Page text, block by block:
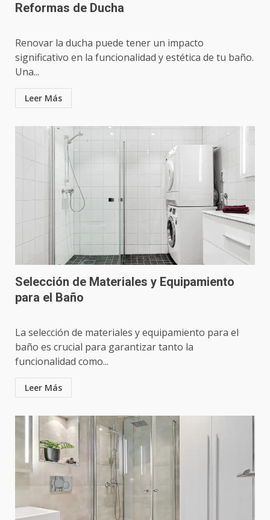
Reformas de Ducha
Renovar la ducha puede tener un impacto
significativo en la funcionalidad y estética de tu baño.
Una...
Leer Más
Selección de Materiales y Equipamiento
para el Baño
La selección de materiales y equipamiento para el
baño es crucial para garantizar tanto la
funcionalidad como...
Leer Más